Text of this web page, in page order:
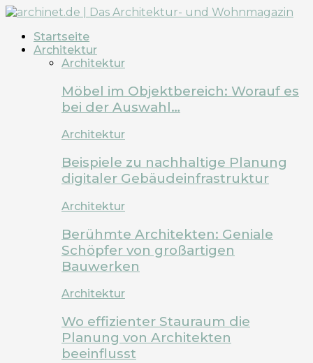
Startseite
Architektur
Architektur
Möbel im Objektbereich: Worauf es
bei der Auswahl…
Architektur
Beispiele zu nachhaltige Planung
digitaler Gebäudeinfrastruktur
Architektur
Berühmte Architekten: Geniale
Schöpfer von großartigen
Bauwerken
Architektur
Wo effizienter Stauraum die
Planung von Architekten
beeinflusst